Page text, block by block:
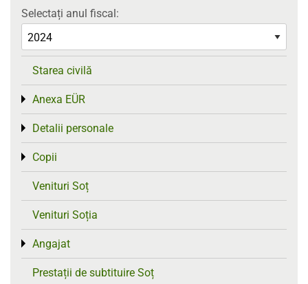
Selectați anul fiscal:
Starea civilă
Anexa EÜR
Toggle menu
Detalii personale
Toggle menu
Copii
Toggle menu
Venituri Soț
Venituri Soția
Angajat
Toggle menu
Prestații de subtituire Soț